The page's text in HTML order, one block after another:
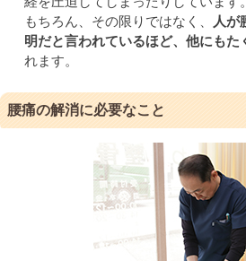
もちろん、その限りではなく、
人が
明だと言われているほど、他にもた
れます。
腰痛の解消に必要なこと